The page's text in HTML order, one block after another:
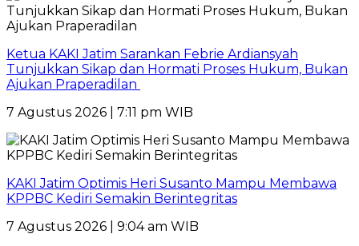
Ketua KAKI Jatim Sarankan Febrie Ardiansyah
Tunjukkan Sikap dan Hormati Proses Hukum, Bukan
Ajukan Praperadilan
7 Agustus 2026 | 7:11 pm WIB
KAKI Jatim Optimis Heri Susanto Mampu Membawa
KPPBC Kediri Semakin Berintegritas
7 Agustus 2026 | 9:04 am WIB